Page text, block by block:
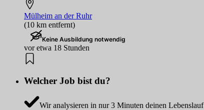
Mülheim an der Ruhr
(10 km entfernt)
Keine Ausbildung notwendig
vor etwa 18 Stunden
Welcher Job bist du?
Wir analysieren in nur 3 Minuten deinen Lebenslauf